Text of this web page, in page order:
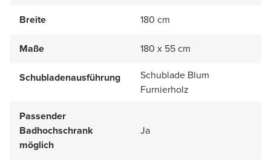
Breite 180 cm
Maße 180 x 55 cm
Schubladenausführung
Schublade Blum
Furnierholz
Passender
Badhochschrank
möglich
Ja